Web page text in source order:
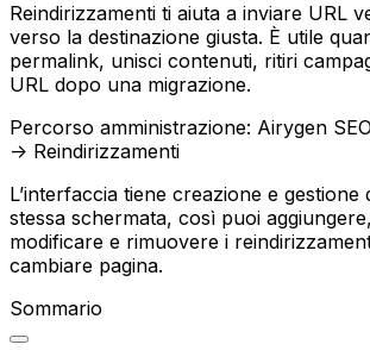
Reindirizzamenti ti aiuta a inviare URL
verso la destinazione giusta. È utile
permalink, unisci contenuti, ritiri
URL dopo una migrazione.
Percorso amministrazione: Airygen
-> Reindirizzamenti
L’interfaccia tiene creazione e gestione
stessa schermata, così puoi
modificare e rimuovere i
cambiare pagina.
Sommario